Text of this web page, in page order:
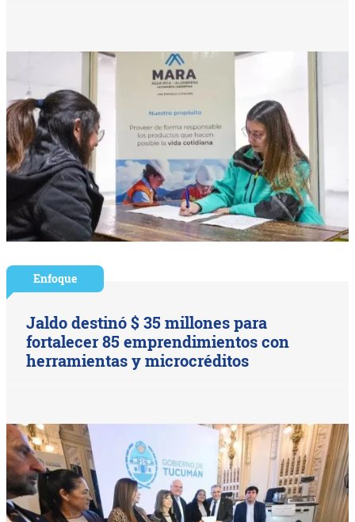
Enfoque
Jaldo destinó $ 35 millones para
fortalecer 85 emprendimientos con
herramientas y microcréditos